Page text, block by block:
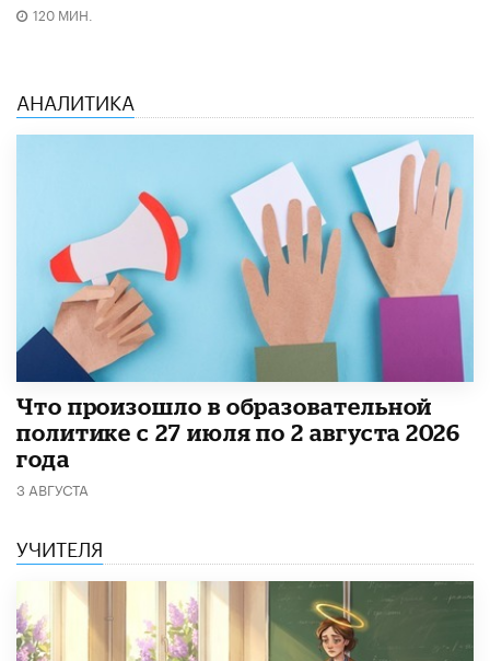
120 МИН.
АНАЛИТИКА
​Что произошло в образовательной
политике с 27 июля по 2 августа 2026
года
3 АВГУСТА
УЧИТЕЛЯ